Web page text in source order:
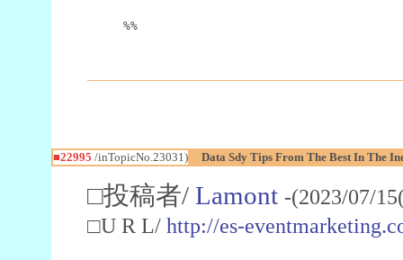
%%
■22995 /inTopicNo.23031) Data Sdy Tips From The Best In The
□投稿者/ Lamont -(2023/07/
□U R L/ http://es-